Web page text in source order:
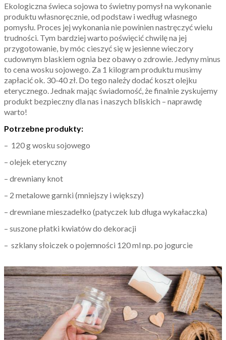
Ekologiczna świeca sojowa to świetny pomysł na wykonanie
produktu własnoręcznie, od podstaw i według własnego
pomysłu. Proces jej wykonania nie powinien nastręczyć wielu
trudności. Tym bardziej warto poświęcić chwilę na jej
przygotowanie, by móc cieszyć się w jesienne wieczory
cudownym blaskiem ognia bez obawy o zdrowie. Jedyny minus
to cena wosku sojowego. Za 1 kilogram produktu musimy
zapłacić ok. 30-40 zł. Do tego należy dodać koszt olejku
eterycznego. Jednak mając świadomość, że finalnie zyskujemy
produkt bezpieczny dla nas i naszych bliskich – naprawdę
warto!
Potrzebne produkty:
– 120 g wosku sojowego
– olejek eteryczny
– drewniany knot
– 2 metalowe garnki (mniejszy i większy)
– drewniane mieszadełko (patyczek lub długa wykałaczka)
– suszone płatki kwiatów do dekoracji
– szklany słoiczek o pojemności 120 ml np. po jogurcie